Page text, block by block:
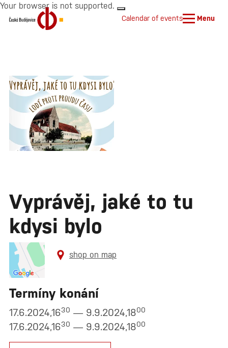
Your browser is not supported.
Calendar of events Menu
Vyprávěj, jaké to tu
kdysi bylo
shop on map
Termíny konání
17.6.2024,1630 — 9.9.2024,1800
17.6.2024,1630 — 9.9.2024,1800